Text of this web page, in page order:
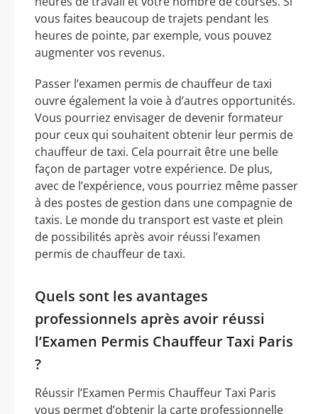
vous faites beaucoup de trajets pendant les
heures de pointe, par exemple, vous pouvez
augmenter vos revenus.
Passer l’examen permis de chauffeur de taxi
ouvre également la voie à d’autres opportunités.
Vous pourriez envisager de devenir formateur
pour ceux qui souhaitent obtenir leur permis de
chauffeur de taxi. Cela pourrait être une belle
façon de partager votre expérience. De plus,
avec de l’expérience, vous pourriez même passer
à des postes de gestion dans une compagnie de
taxis. Le monde du transport est vaste et plein
de possibilités après avoir réussi l’examen
permis de chauffeur de taxi.
Quels sont les avantages
professionnels après avoir réussi
l’Examen Permis Chauffeur Taxi Paris
?
Réussir l’Examen Permis Chauffeur Taxi Paris
vous permet d’obtenir la carte professionnelle